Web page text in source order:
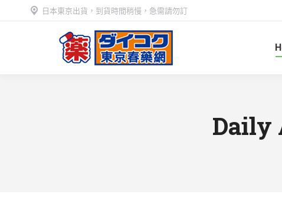
日本東京出貨，到貨時間稍慢，急需請勿訂
Daily